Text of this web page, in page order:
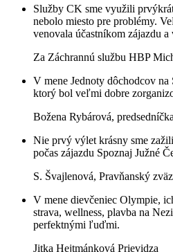
Služby CK sme využili
nebolo miesto pre problémy.
venovala účastníkom zájazdu
Za Záchrannú službu HBP
V mene Jednoty dôchodcov
ktorý bol veľmi dobre
Božena Rybárová,
Nie prvý výlet krásny sme
počas zájazdu Spoznaj Južné
S. Švajlenová, Pravňanský
V mene dievčeniec Olympie,
strava, wellness, plavba na
perfektnými ľuďmi.
Jitka Hejtmánková Prievidza